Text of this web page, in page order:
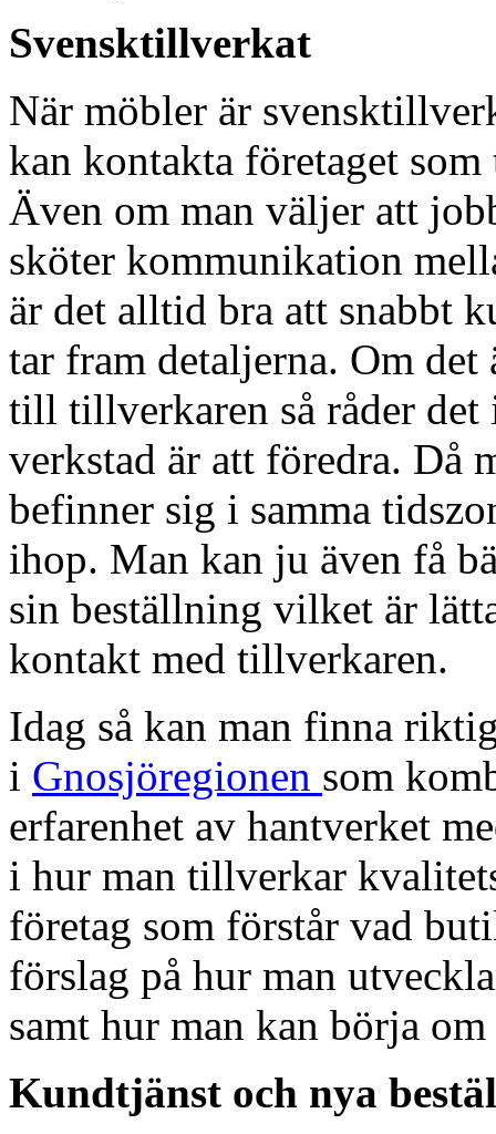
Svensktillverkat
När möbler är
kan kontakta företaget
Även om man väljer att
sköter kommunikation
är det alltid bra att snabbt
tar fram detaljerna. Om
till tillverkaren så råder det
verkstad är att föredra. Då
befinner sig i samma
ihop. Man kan ju även få
sin beställning vilket är
kontakt med tillverkaren.
Idag så kan man finna
i Gnosjöregionen som
erfarenhet av hantverket
i hur man tillverkar
företag som förstår vad
förslag på hur man
samt hur man kan börja
Kundtjänst och nya